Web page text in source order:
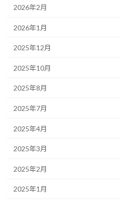
2026年2月
2026年1月
2025年12月
2025年10月
2025年8月
2025年7月
2025年4月
2025年3月
2025年2月
2025年1月